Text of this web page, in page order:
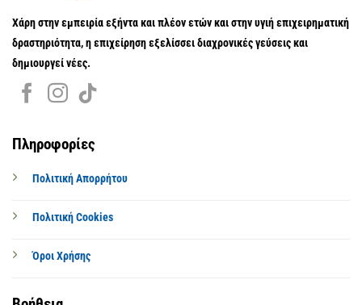
Χάρη στην εμπειρία εξήντα και πλέον ετών και στην υγιή επιχειρηματική
δραστηριότητα, η επιχείρηση εξελίσσει διαχρονικές γεύσεις και
δημιουργεί νέες.
Πληροφορίες
Πολιτική Απορρήτου
Πολιτική Cookies
Όροι Χρήσης